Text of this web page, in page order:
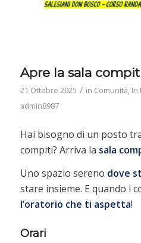
Apre la sala
21 Ottobre 2025 / in Comunità, In
admin8987
Hai bisogno di un posto
compiti? Arriva la sala
Uno spazio sereno dove
stare insieme. E quando i
l’oratorio che ti aspetta!
Orari